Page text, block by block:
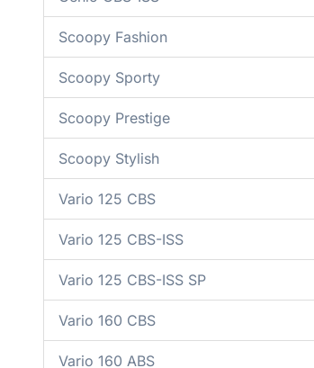
Scoopy Fashion
Scoopy Sporty
Scoopy Prestige
Scoopy Stylish
Vario 125 CBS
Vario 125 CBS-ISS
Vario 125 CBS-ISS SP
Vario 160 CBS
Vario 160 ABS